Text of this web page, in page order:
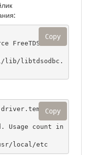
FreeTDS drive
libtdsodbc.
Copy
usr/local/etc
Copy